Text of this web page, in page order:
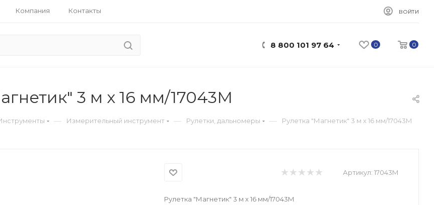
Компания Контакты ВОЙТИ
0 0
8 800 101 97 64
3 м x 16 мм/17043М
— Измерительный инструмент — Рулетки, дальномеры — Рулетка "Магнетик" 3 м x 16 мм/17043М
Артикул: 17043М
Рулетка "Магнетик" 3 м x 16 мм/17043М